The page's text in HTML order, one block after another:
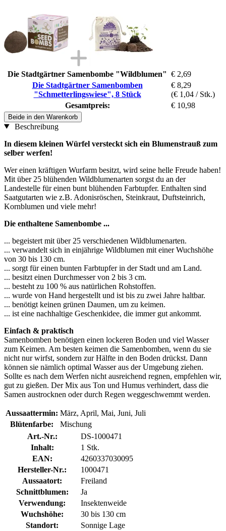
Die Stadtgärtner Samenbombe "Wildblumen" € 2,69
Die Stadtgärtner Samenbomben
"Schmetterlingswiese", 8 Stück
€ 8,29
(€ 1,04 / Stk.)
Gesamtpreis:
€ 10,98
Beide in den Warenkorb
Beschreibung
In diesem kleinen Würfel versteckt sich ein Blumenstrauß zum
selber werfen!
Wer einen kräftigen Wurfarm besitzt, wird seine helle Freude haben!
Mit über 25 blühenden Wildblumenarten sorgst du an der
Landestelle für einen bunt blühenden Farbtupfer. Enthalten sind
Saatgutarten wie z.B. Adonisröschen, Steinkraut, Duftsteinrich,
Kornblumen und viele mehr!
Die enthaltene Samenbombe ...
... begeistert mit über 25 verschiedenen Wildblumenarten.
... verwandelt sich in einjährige Wildblumen mit einer Wuchshöhe
von 30 bis 130 cm.
... sorgt für einen bunten Farbtupfer in der Stadt und am Land.
... besitzt einen Durchmesser von 2 bis 3 cm.
... besteht zu 100 % aus natürlichen Rohstoffen.
... wurde von Hand hergestellt und ist bis zu zwei Jahre haltbar.
... benötigt keinen grünen Daumen, um zu keimen.
... ist eine nachhaltige Geschenkidee, die immer gut ankommt.
Einfach & praktisch
Samenbomben benötigen einen lockeren Boden und viel Wasser
zum Keimen. Am besten keimen die Samenbomben, wenn du sie
nicht nur wirfst, sondern zur Hälfte in den Boden drückst. Dann
können sie nämlich optimal Wasser aus der Umgebung ziehen.
Sollte es nach dem Werfen nicht ausreichend regnen, empfehlen wir,
gut zu gießen. Der Mix aus Ton und Humus verhindert, dass die
Samen austrocknen oder durch Regen weggeschwemmt werden.
Aussaattermin: März, April, Mai, Juni, Juli
Blütenfarbe:
Mischung
Art.-Nr.:
DS-1000471
Inhalt:
1 Stk.
EAN:
4260337030095
Hersteller-Nr.:
1000471
Aussaatort:
Freiland
Schnittblumen:
Ja
Verwendung:
Insektenweide
Wuchshöhe:
30 bis 130 cm
Standort:
Sonnige Lage